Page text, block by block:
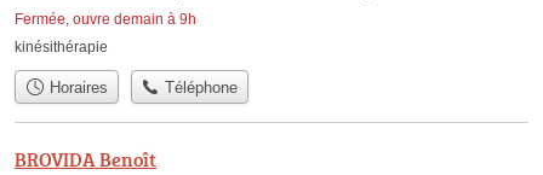
Fermée, ouvre demain à 9h
kinésithérapie
Horaires Téléphone
BROVIDA Benoît